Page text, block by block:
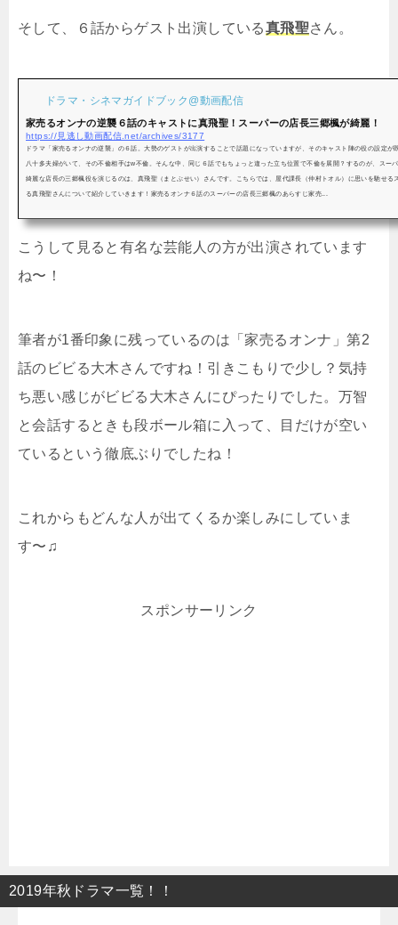
そして、６話からゲスト出演している真飛聖さん。
ドラマ・シネマガイドブック@動画配信
家売るオンナの逆襲６話のキャストに真飛聖！スーパーの店長三郷楓が綺麗！
https://見逃し動画配信.net/archives/3177
ドラマ「家売るオンナの逆襲」の６話。大勢のゲストが出演することで話題になっていますが、そのキャスト陣の役の設定が
八十多夫婦がいて、その不倫相手はw不倫。そんな中、同じ６話でもちょっと違った立ち位置で不倫を展開？するのが、スー
綺麗な店長の三郷楓役を演じるのは、真飛聖（まとぶせい）さんです。こちらでは、屋代課長（仲村トオル）に思いを馳せる
る真飛聖さんについて紹介していきます！家売るオンナ６話のスーパーの店長三郷楓のあらすじ家売...
こうして見ると有名な芸能人の方が出演されています
ね〜！
筆者が1番印象に残っているのは「家売るオンナ」第2
話のビビる大木さんですね！引きこもりで少し？気持
ち悪い感じがビビる大木さんにぴったりでした。万智
と会話するときも段ボール箱に入って、目だけが空い
ているという徹底ぶりでしたね！
これからもどんな人が出てくるか楽しみにしていま
す〜♫
スポンサーリンク
2019年秋ドラマ一覧！！